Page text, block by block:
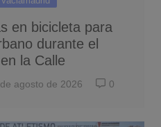
en bicicleta para
durante el
la Calle
agosto de 2026 0